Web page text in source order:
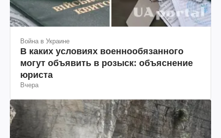
Война в Украине
В каких условиях военнообязанного
могут объявить в розыск: объяснение
юриста
Вчера